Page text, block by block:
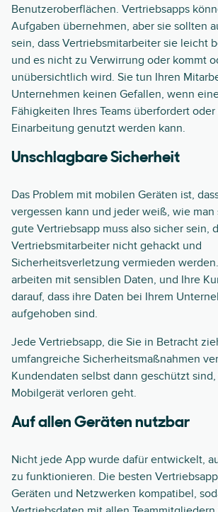
Benutzeroberflächen. Vertriebsapps
Aufgaben übernehmen, aber sie sollten
sein, dass Vertriebsmitarbeiter sie leicht
und es nicht zu Verwirrung oder kommt
unübersichtlich wird. Sie tun Ihren
Unternehmen keinen Gefallen, wenn
Fähigkeiten Ihres Teams überfordert
Einarbeitung genutzt werden kann.
Unschlagbare Sicherheit
Das Problem mit mobilen Geräten ist,
vergessen kann und jeder weiß, wie
gute Vertriebsapp muss also sicher sein,
Vertriebsmitarbeiter nicht gehackt und
Sicherheitsverletzung vermieden
arbeiten mit sensiblen Daten, und Ihre
darauf, dass ihre Daten bei Ihrem
aufgehoben sind.
Jede Vertriebsapp, die Sie in Betracht
umfangreiche Sicherheitsmaßnahmen
Kundendaten selbst dann geschützt
Mobilgerät verloren geht.
Auf allen Geräten nutzbar
Nicht jede App wurde dafür entwickelt,
zu funktionieren. Die besten
Geräten und Netzwerken kompatibel,